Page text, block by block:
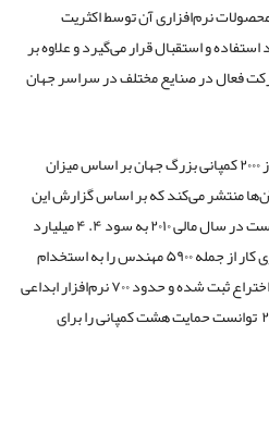
نرم‌افزاری آن توسط اکثریت
و استقبال قرار می‌گیرد و علاوه بر
فعال در صنایع مختلف در سراسر جهان
مجلهٔ «فوربس» [۱]، سالانه لیستی از ۲۰۰۰ کمپانی بزرگ جهان بر اساس میزان
منتشر می‌کند که بر اساس گزارش این
مجله، کمپانی CA Technologies توانست در سال مالی ۲۰۱۰ به سود ۴. ۴ میلیارد
دلاری دست یابد و بیش از ۱۳۲۰۰ نیروی کار از جمله ۵۹۰۰ مهندس را به استخدام
خود درآورد. این شرکت بیش از ۴۰۰ اختراع ثبت ‌شده و حدود ۷۰۰ نرم‌افزار ابداعی
و در دست بررسی دارد و در سال ۲۰۱۰ توانست حمایت هشت کمپانی را برای